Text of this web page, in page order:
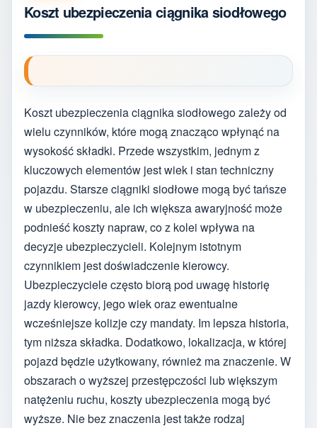
Koszt ubezpieczenia ciągnika siodłowego
Koszt ubezpieczenia ciągnika siodłowego zależy od
wielu czynników, które mogą znacząco wpłynąć na
wysokość składki. Przede wszystkim, jednym z
kluczowych elementów jest wiek i stan techniczny
pojazdu. Starsze ciągniki siodłowe mogą być tańsze
w ubezpieczeniu, ale ich większa awaryjność może
podnieść koszty napraw, co z kolei wpływa na
decyzje ubezpieczycieli. Kolejnym istotnym
czynnikiem jest doświadczenie kierowcy.
Ubezpieczyciele często biorą pod uwagę historię
jazdy kierowcy, jego wiek oraz ewentualne
wcześniejsze kolizje czy mandaty. Im lepsza historia,
tym niższa składka. Dodatkowo, lokalizacja, w której
pojazd będzie użytkowany, również ma znaczenie. W
obszarach o wyższej przestępczości lub większym
natężeniu ruchu, koszty ubezpieczenia mogą być
wyższe. Nie bez znaczenia jest także rodzaj